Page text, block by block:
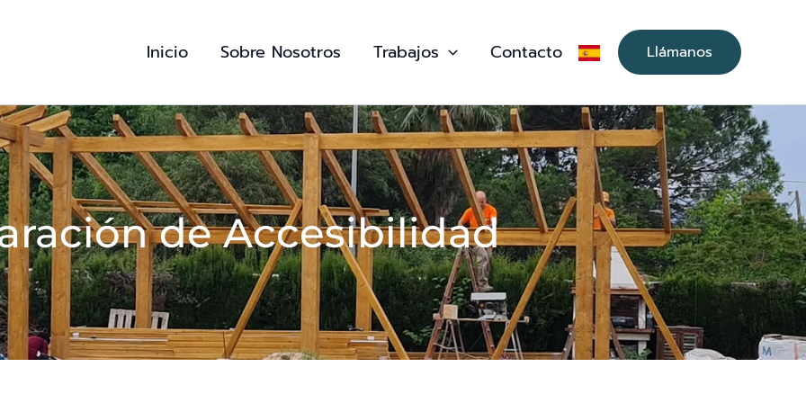
Inicio Sobre Nosotros Trabajos Contacto Llámanos
de Accesibilidad